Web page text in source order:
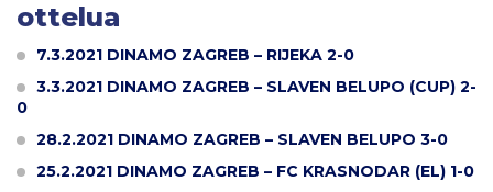
ottelua
7.3.2021 DINAMO ZAGREB – RIJEKA 2-0
3.3.2021 DINAMO ZAGREB – SLAVEN BELUPO (CUP) 2-
0
28.2.2021 DINAMO ZAGREB – SLAVEN BELUPO 3-0
25.2.2021 DINAMO ZAGREB – FC KRASNODAR (EL) 1-0